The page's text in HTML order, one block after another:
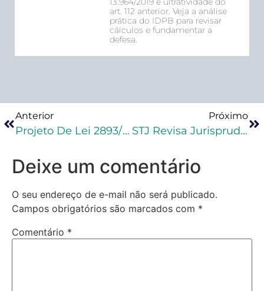
art. 112 anterior. Veja a análise
prática do IDPB para revisar
cálculos e fundamentar a
defesa.
Anterior
Projeto De Lei 2893/19 Exclui Do Código Penal As Duas Hipóteses De Não Punição Do Aborto Praticado Por Médicos
Próximo
STJ Revisa Jurisprudência Sobre Artigo 366 Do CPP
Deixe um comentário
O seu endereço de e-mail não será publicado.
Campos obrigatórios são marcados com *
Comentário *